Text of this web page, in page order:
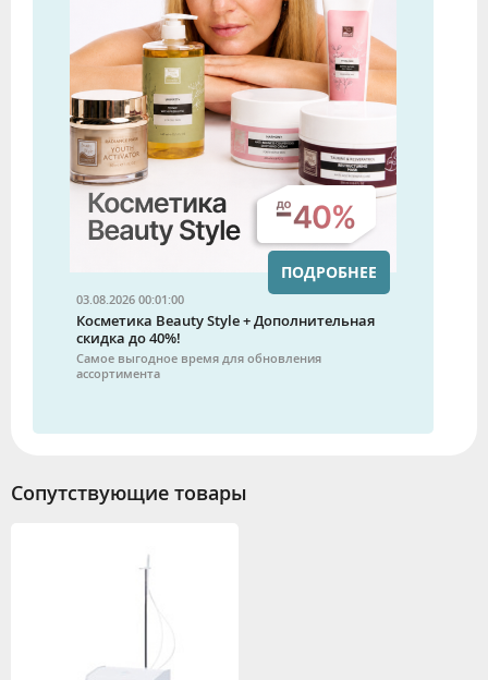
03.08.2026 00:01:00
Косметика Beauty Style + Дополнительная
скидка до 40%!
Самое выгодное время для обновления
ассортимента
ПОДРОБНЕЕ
Сопутствующие товары